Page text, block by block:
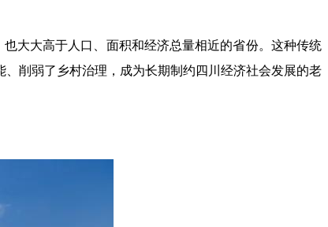
大大高于人口、面积和经济总量相近的省份。这种传统
削弱了乡村治理，成为长期制约四川经济社会发展的老